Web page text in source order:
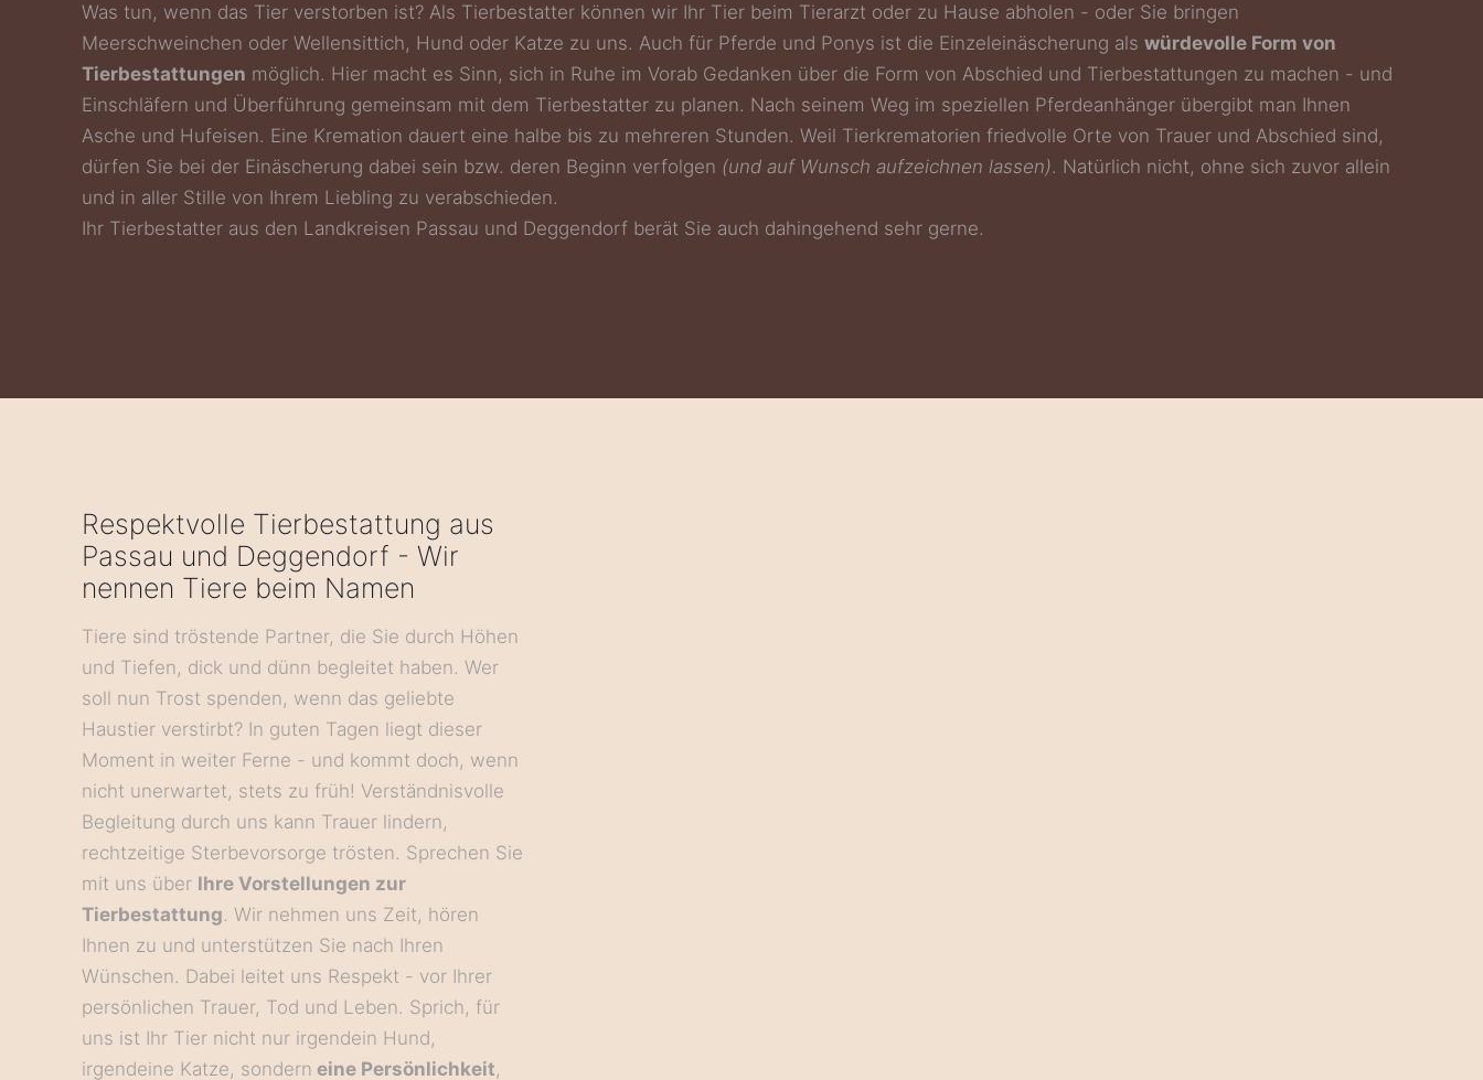
Was tun, wenn das Tier verstorben ist? Als Tierbestatter können wir Ihr Tier beim Tierarzt oder zu Hause abholen - oder Sie bringen
Meerschweinchen oder Wellensittich, Hund oder Katze zu uns. Auch für Pferde und Ponys ist die Einzeleinäscherung als würdevolle Form von
Tierbestattungen möglich. Hier macht es Sinn, sich in Ruhe im Vorab Gedanken über die Form von Abschied und Tierbestattungen zu machen - und
Einschläfern und Überführung gemeinsam mit dem Tierbestatter zu planen. Nach seinem Weg im speziellen Pferdeanhänger übergibt man Ihnen
Asche und Hufeisen. Eine Kremation dauert eine halbe bis zu mehreren Stunden. Weil Tierkrematorien friedvolle Orte von Trauer und Abschied sind,
dürfen Sie bei der Einäscherung dabei sein bzw. deren Beginn verfolgen (und auf Wunsch aufzeichnen lassen). Natürlich nicht, ohne sich zuvor allein
und in aller Stille von Ihrem Liebling zu verabschieden.
Ihr Tierbestatter aus den Landkreisen Passau und Deggendorf berät Sie auch dahingehend sehr gerne.
Respektvolle Tierbestattung aus
Passau und Deggendorf - Wir
nennen Tiere beim Namen
Tiere sind tröstende Partner, die Sie durch Höhen
und Tiefen, dick und dünn begleitet haben. Wer
soll nun Trost spenden, wenn das geliebte
Haustier verstirbt? In guten Tagen liegt dieser
Moment in weiter Ferne - und kommt doch, wenn
nicht unerwartet, stets zu früh! Verständnisvolle
Begleitung durch uns kann Trauer lindern,
rechtzeitige Sterbevorsorge trösten. Sprechen Sie
mit uns über Ihre Vorstellungen zur
Tierbestattung. Wir nehmen uns Zeit, hören
Ihnen zu und unterstützen Sie nach Ihren
Wünschen. Dabei leitet uns Respekt - vor Ihrer
persönlichen Trauer, Tod und Leben. Sprich, für
uns ist Ihr Tier nicht nur irgendein Hund,
irgendeine Katze, sondern eine Persönlichkeit,